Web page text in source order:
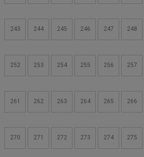
243 244 245 246 247 248
252 253 254 255 256 257
261 262 263 264 265 266
270 271 272 273 274 275